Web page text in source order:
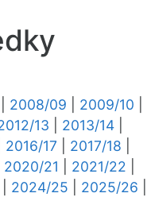
2008/09 2009/10
13 2013/14
2016/17 2017/18
2020/21 2021/22
2024/25 2025/26